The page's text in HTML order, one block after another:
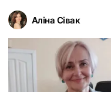
Аліна Сівак